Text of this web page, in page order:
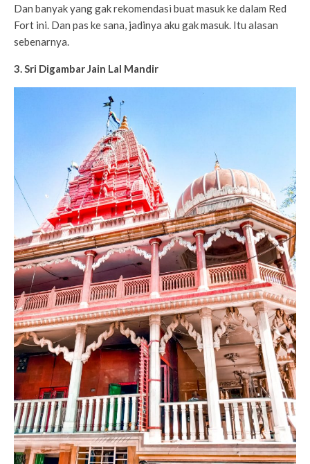
Dan banyak yang gak rekomendasi buat masuk ke dalam Red
Fort ini. Dan pas ke sana, jadinya aku gak masuk. Itu alasan
sebenarnya.
3. Sri Digambar Jain Lal Mandir